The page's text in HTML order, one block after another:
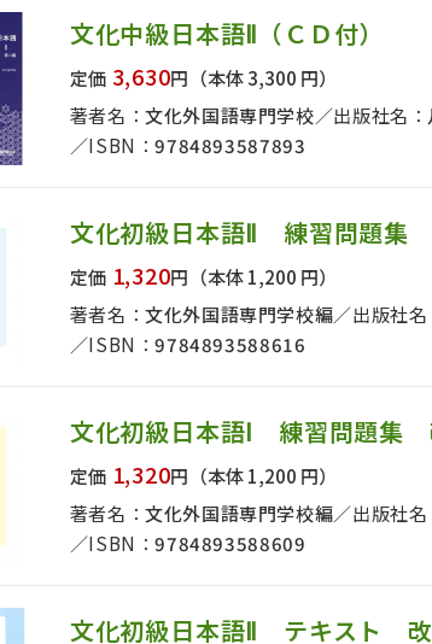
文化中級日本語Ⅱ（ＣＤ付）
定価 3,630円 （本体 3,300 円）
著者名：文化外国語専門学校 出版社名：
ISBN：9784893587893
文化初級日本語Ⅱ 練習問題集
定価 1,320円 （本体 1,200 円）
著者名：文化外国語専門学校編 出版社名
ISBN：9784893588616
文化初級日本語Ⅰ 練習問題集
定価 1,320円 （本体 1,200 円）
著者名：文化外国語専門学校編 出版社名
ISBN：9784893588609
文化初級日本語Ⅱ テキスト